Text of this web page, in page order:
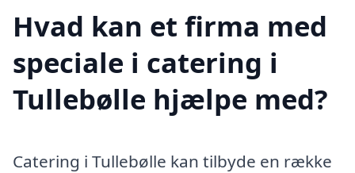
Hvad kan et firma med
speciale i catering i
Tullebølle hjælpe med?
Catering i Tullebølle kan tilbyde en række